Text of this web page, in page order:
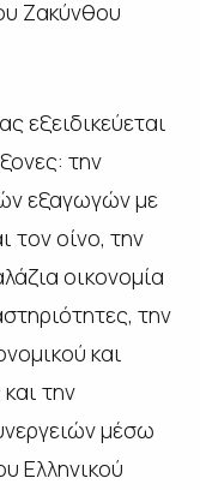
Ζακύνθου
εξειδικεύεται
την
εξαγωγών με
τον οίνο, την
οικονομία
την
και
την
μέσω
Ελληνικού